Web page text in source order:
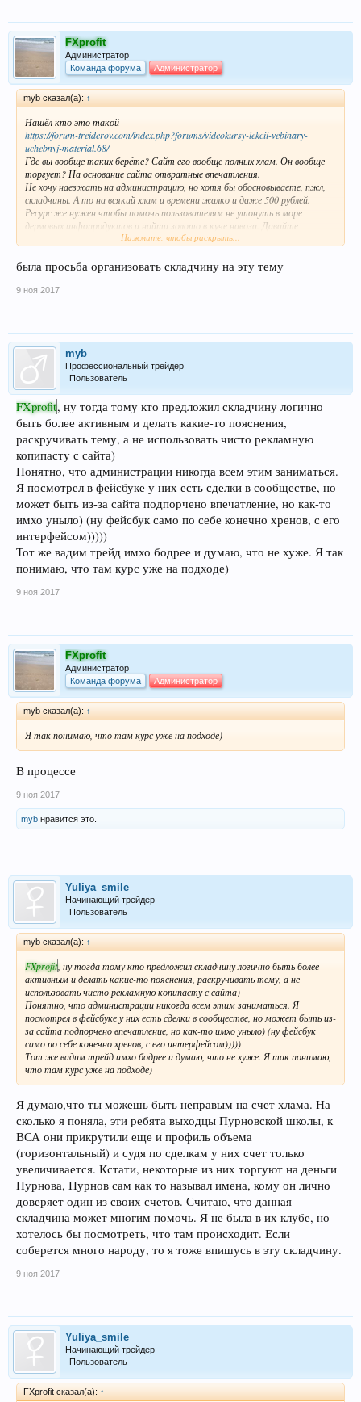
FXprofit
Администратор
Команда форума
Администратор
myb сказал(а): ↑
Нашёл кто это такой
https://forum-treiderov.com/index.php?forums/videokursy-lekcii-vebinary-
uchebnyj-material.68/
Где вы вообще таких берёте? Сайт его вообще полных хлам. Он вообще
торгует? На основание сайта отвратные впечатления.
Не хочу наезжать на администрацию, но хотя бы обосновываете, пжл,
складчины. А то на всякий хлам и времени жалко и даже 500 рублей.
Ресурс же нужен чтобы помочь пользователям не утонуть в море
дермовых инфопродуктов и найти золото в куче навоза. Давайте
помогать друг друг объективными отзывами.
тоже употребляют. Извините, если что за возможно резкий
эмоциональный пост.
Нажмите, чтобы раскрыть...
была просьба организовать складчину на эту тему
9 ноя 2017
myb
Профессиональный трейдер
Пользователь
FXprofit, ну тогда тому кто предложил складчину логично
быть более активным и делать какие-то пояснения,
раскручивать тему, а не использовать чисто рекламную
копипасту с сайта)
Понятно, что администрации никогда всем этим заниматься.
Я посмотрел в фейсбуке у них есть сделки в сообществе, но
может быть из-за сайта подпорчено впечатление, но как-то
имхо уныло) (ну фейсбук само по себе конечно хренов, с его
интерфейсом)))))
Тот же вадим трейд имхо бодрее и думаю, что не хуже. Я так
понимаю, что там курс уже на подходе)
9 ноя 2017
FXprofit
Администратор
Команда форума
Администратор
myb сказал(а): ↑
Я так понимаю, что там курс уже на подходе)
В процессе
9 ноя 2017
myb нравится это.
Yuliya_smile
Начинающий трейдер
Пользователь
myb сказал(а): ↑
FXprofit, ну тогда тому кто предложил складчину логично быть более
активным и делать какие-то пояснения, раскручивать тему, а не
использовать чисто рекламную копипасту с сайта)
Понятно, что администрации никогда всем этим заниматься. Я
посмотрел в фейсбуке у них есть сделки в сообществе, но может быть из-
за сайта подпорчено впечатление, но как-то имхо уныло) (ну фейсбук
само по себе конечно хренов, с его интерфейсом)))))
Тот же вадим трейд имхо бодрее и думаю, что не хуже. Я так понимаю,
что там курс уже на подходе)
Я думаю,что ты можешь быть неправым на счет хлама. На
сколько я поняла, эти ребята выходцы Пурновской школы, к
ВСА они прикрутили еще и профиль объема
(горизонтальный) и судя по сделкам у них счет только
увеличивается. Кстати, некоторые из них торгуют на деньги
Пурнова, Пурнов сам как то называл имена, кому он лично
доверяет один из своих счетов. Считаю, что данная
складчина может многим помочь. Я не была в их клубе, но
хотелось бы посмотреть, что там происходит. Если
соберется много народу, то я тоже впишусь в эту складчину.
9 ноя 2017
Yuliya_smile
Начинающий трейдер
Пользователь
FXprofit сказал(а): ↑